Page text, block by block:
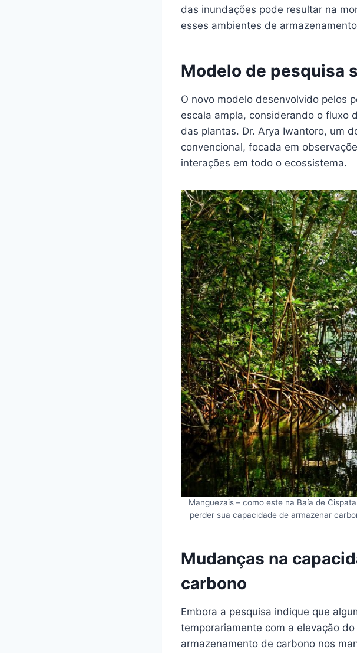
das inundações pode resultar na
esses ambientes de
Modelo de pesquisa
O novo modelo desenvolvido pelos
escala ampla, considerando o fluxo
das plantas. Dr. Arya Iwantoro, um
convencional, focada em
interações em todo o ecossistema.
Manguezais – como este na Baía de
perder sua capacidade de armazenar
Mudanças na
carbono
Embora a pesquisa indique que
temporariamente com a elevação
armazenamento de carbono nos